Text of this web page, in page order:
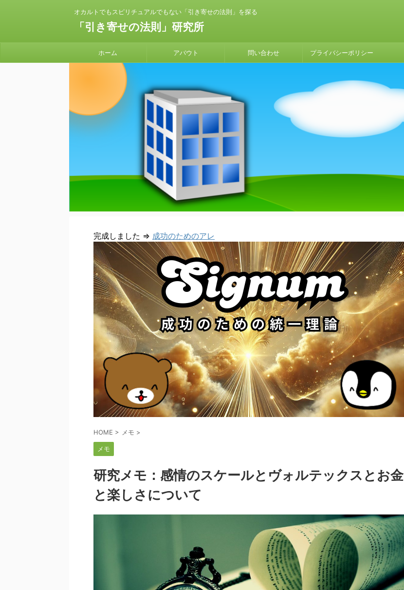
オカルトでもスピリチュアルでもない「引き寄せの法則」を探る
「引き寄せの法則」研究所
ホーム アバウト 問い合わせ プライバシーポリシー
完成しました ⇒ 成功のためのアレ
HOME > メモ >
メモ
研究メモ：感情のスケールとヴォルテックスとお金
と楽しさについて